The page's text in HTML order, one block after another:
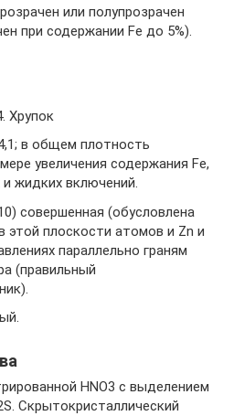
или полупрозрачен
при содержании Fe до 5%).
Хрупок
в общем плотность
увеличения содержания Fe,
жидких включений.
совершенная (обусловлена
этой плоскости атомов и Zn и
параллельно граням
(правильный
HNO3 с выделением
Скрытокристаллический